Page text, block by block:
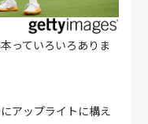
っていろいろありま
アップライトに構え